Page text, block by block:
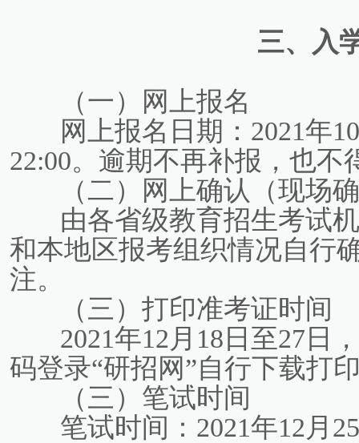
三、入
（一）网上报名
网上报名日期：2021年
22:00。逾期不再补报，也不
（二）网上确认（现场
由各省级教育招生考试
和本地区报考组织情况自行
注。
（三）打印准考证
2021年12月18日至27日
码登录“研招网”自行下载打
（三）笔试时间
笔试时间：2021年12月